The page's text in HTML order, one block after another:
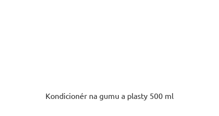
Kondicionér na gumu a plasty 500 ml